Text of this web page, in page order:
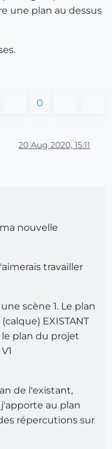
une plan au dessus
0
20 Aug 2020, 15:11
nouvelle
travailler
scène 1. Le plan
EXISTANT
le plan du projet
de l'existant,
au plan
répercutions sur